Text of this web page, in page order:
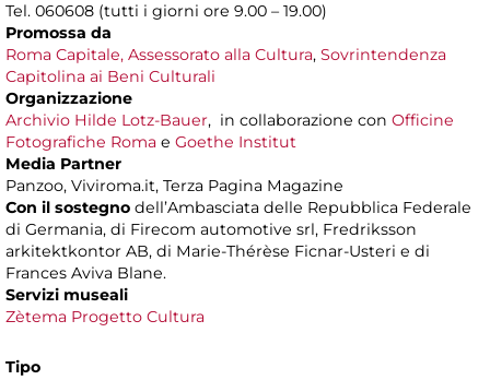
Tel. 060608 (tutti i giorni ore 9.00 – 19.00)
Promossa da
Roma Capitale, Assessorato alla Cultura, Sovrintendenza
Capitolina ai Beni Culturali
Organizzazione
Archivio Hilde Lotz-Bauer, in collaborazione con Officine
Fotografiche Roma e Goethe Institut
Media Partner
Panzoo, Viviroma.it, Terza Pagina Magazine
Con il sostegno dell’Ambasciata delle Repubblica Federale
di Germania, di Firecom automotive srl, Fredriksson
arkitektkontor AB, di Marie-Thérèse Ficnar-Usteri e di
Frances Aviva Blane.
Servizi museali
Zètema Progetto Cultura
Tipo